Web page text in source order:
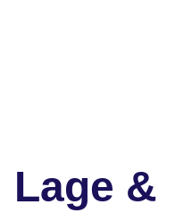
Lage &